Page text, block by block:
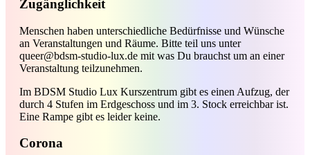
Zugänglichkeit
Menschen haben unterschiedliche Bedürfnisse und Wünsche
an Veranstaltungen und Räume. Bitte teil uns unter
queer@bdsm-studio-lux.de mit was Du brauchst um an einer
Veranstaltung teilzunehmen.
Im BDSM Studio Lux Kurszentrum gibt es einen Aufzug, der
durch 4 Stufen im Erdgeschoss und im 3. Stock erreichbar ist.
Eine Rampe gibt es leider keine.
Corona